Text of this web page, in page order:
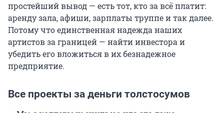
простейший вывод — есть тот, кто за всё платит:
аренду зала, афиши, зарплаты труппе и так далее.
Потому что единственная надежда наших
артистов за границей — найти инвестора и
убедить его вложиться в их безнадежное
предприятие.
Все проекты за деньги толстосумов